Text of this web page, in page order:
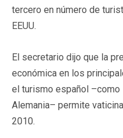
tercero en número de
EEUU.
El secretario dijo que la
económica en los
el turismo español –como
Alemania– permite
2010.